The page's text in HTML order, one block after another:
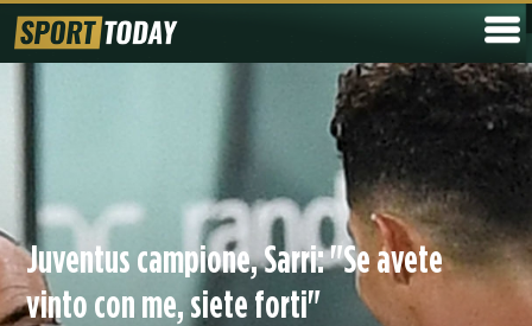
Juventus campione, Sarri: "Se avete
vinto con me, siete forti"